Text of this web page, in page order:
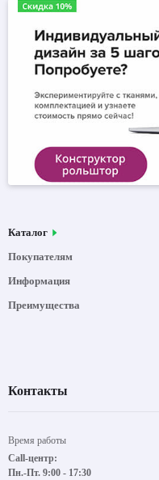
Каталог
Покупателям
Информация
Преимущества
Контакты
Время работы
Call-центр:
Пн.-Пт. 9:00 - 17:30